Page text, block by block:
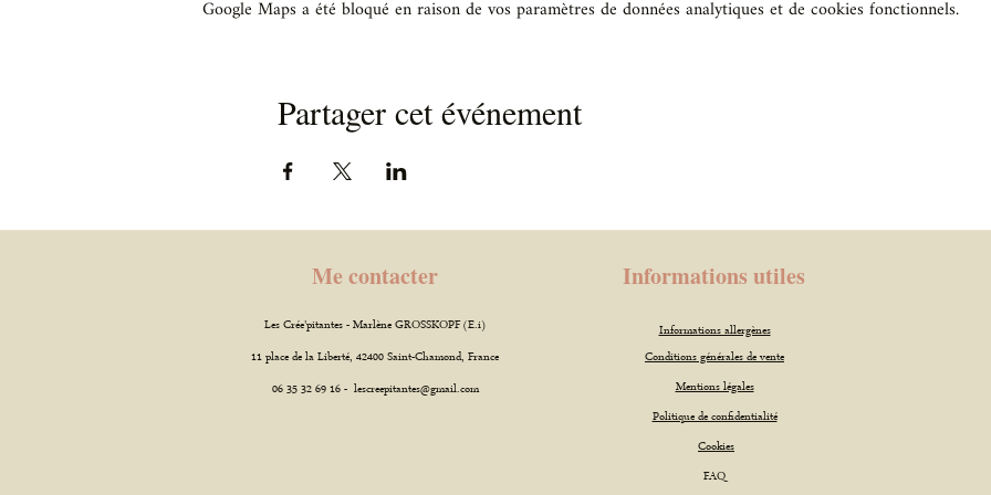
Google Maps a été bloqué en raison de vos paramètres de données analytiques et de cookies fonctionnels.
Partager cet événement
Me contacter
Les Crée'pitantes - Marlène GROSSKOPF (E.i)
11 place de la Liberté, 42400 Saint-Chamond, France
06 35 32 69 16 - lescreepitantes@gmail.com
Informations utiles
Informations allergènes
Conditions générales de vente
Mentions légales
Politique de confidentialité
Cookies
FAQ